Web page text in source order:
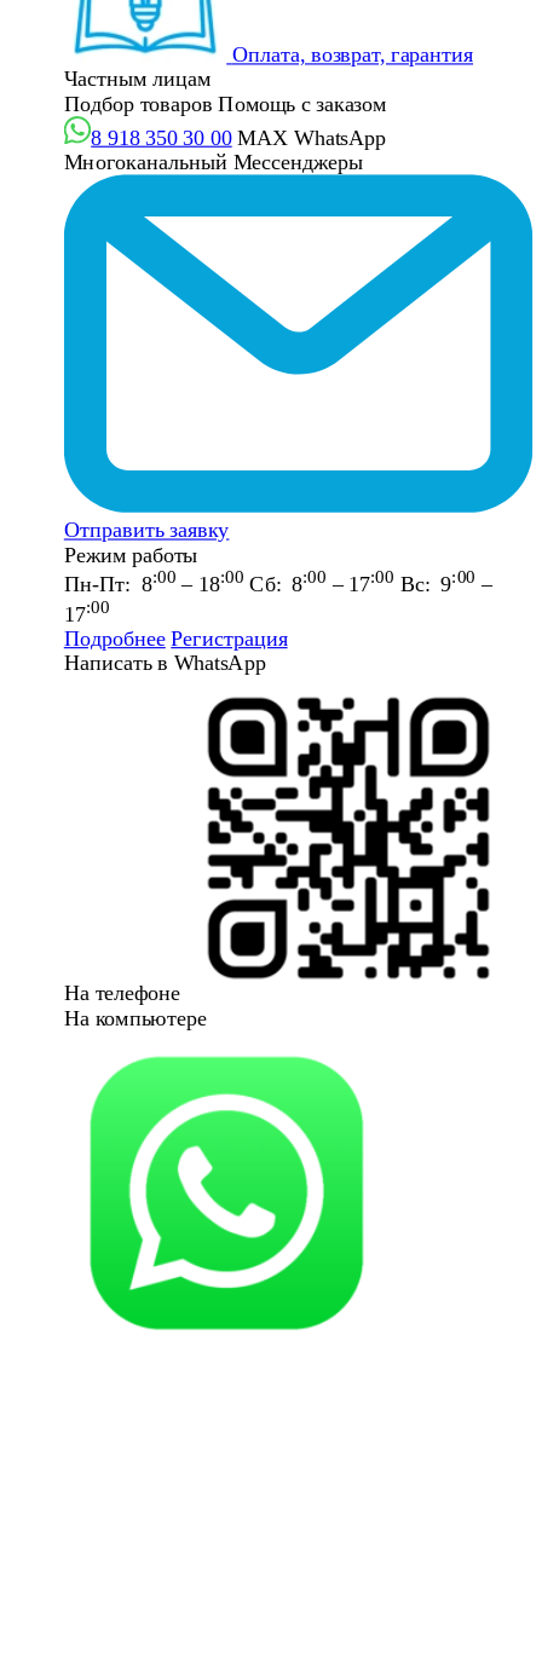
Оплата, возврат, гарантия
Частным лицам
Подбор товаров Помощь с заказом
8 918 350 30 00 MAX WhatsApp
Многоканальный Мессенджеры
Отправить заявку
Режим работы
Пн-Пт: 8:00 – 18:00 Сб: 8:00 – 17:00 Вс: 9:00 –
17:00
Подробнее Регистрация
Написать в WhatsApp
На телефоне
На компьютере